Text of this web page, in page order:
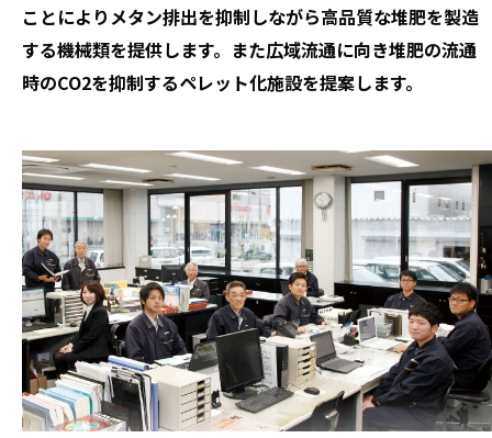
ことによりメタン排出を抑制しながら高品質な堆肥を製造
する機械類を提供します。また広域流通に向き堆肥の流通
時のCO2を抑制するペレット化施設を提案します。